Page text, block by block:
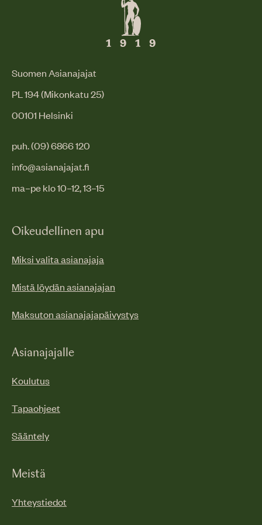
Suomen Asianajajat
PL 194 (Mikonkatu 25)
00101 Helsinki
puh. (09) 6866 120
info@asianajajat.fi
ma–pe klo 10–12, 13–15
Oikeudellinen apu
Miksi valita asianajaja
Mistä löydän asianajajan
Maksuton asianajajapäivystys
Asianajajalle
Koulutus
Tapaohjeet
Sääntely
Meistä
Yhteystiedot